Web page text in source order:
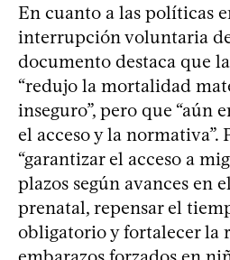
En cuanto a las políticas
interrupción voluntaria
documento destaca que
“redujo la mortalidad
inseguro”, pero que “aún
el acceso y la normativa”.
“garantizar el acceso a
plazos según avances en
prenatal, repensar el
obligatorio y fortalecer la